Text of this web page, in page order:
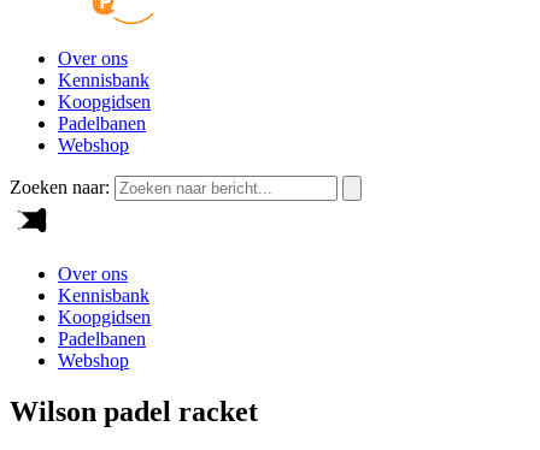
Over ons
Kennisbank
Koopgidsen
Padelbanen
Webshop
Zoeken naar:
Over ons
Kennisbank
Koopgidsen
Padelbanen
Webshop
Wilson padel racket